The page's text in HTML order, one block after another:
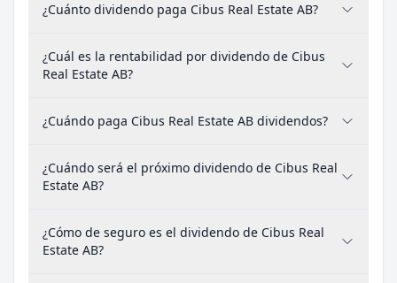
¿Cuánto dividendo paga Cibus Real Estate AB?
¿Cuál es la rentabilidad por dividendo de Cibus
Real Estate AB?
¿Cuándo paga Cibus Real Estate AB dividendos?
¿Cuándo será el próximo dividendo de Cibus Real
Estate AB?
¿Cómo de seguro es el dividendo de Cibus Real
Estate AB?